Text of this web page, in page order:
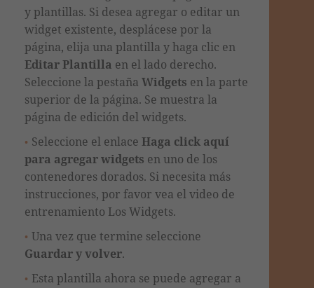
y plantillas. Si desea agregar o editar un
widget existente, desplácese por la
página, elija una plantilla y haga clic en
Editar Plantilla en el lado derecho.
Seleccione la pestaña Widgets en la parte
superior de la página. Se muestra la
página de edición del widgets.
Seleccione el enlace Haga click aquí
para agregar widgets en uno de los
contenedores dorados. Si necesita más
instrucciones, por favor vea el video de
entrenamiento Los Widgets.
Una vez que termine seleccione
Guardar y volver.
Esta plantilla ahora se puede agregar a